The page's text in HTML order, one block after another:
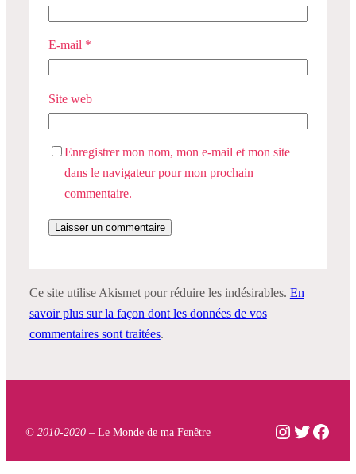
E-mail *
Site web
Enregistrer mon nom, mon e-mail et mon site
dans le navigateur pour mon prochain
commentaire.
Ce site utilise Akismet pour réduire les indésirables. En
savoir plus sur la façon dont les données de vos
commentaires sont traitées.
© 2010-2020 – Le Monde de ma Fenêtre Instagram
Twitter